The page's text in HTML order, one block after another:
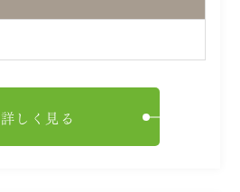
詳しく見る